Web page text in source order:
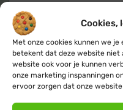
Cookies,
Met onze cookies kunnen we
betekent dat deze website niet
website ook voor je kunnen
onze marketing inspanningen
ervoor zorgen dat onze
Klanten
+14.800